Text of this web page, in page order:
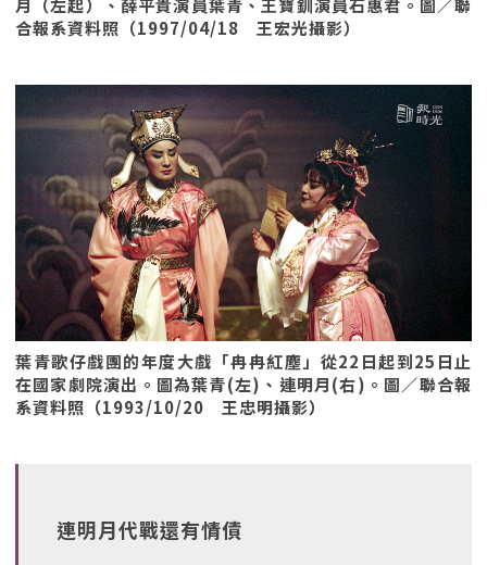
月（左起）、薛平貴演員葉青、王寶釧演員石惠君。圖／聯
合報系資料照（1997/04/18 王宏光攝影）
葉青歌仔戲團的年度大戲「冉冉紅塵」從22日起到25日止
在國家劇院演出。圖為葉青(左)、連明月(右)。圖／聯合報
系資料照（1993/10/20 王忠明攝影）
連明月代戰還有情債